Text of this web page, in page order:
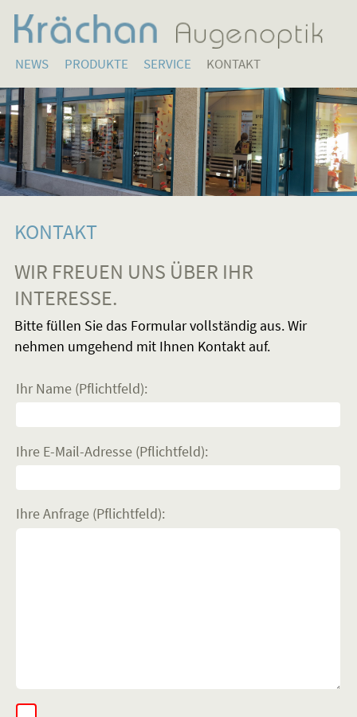
NEWS PRODUKTE SERVICE KONTAKT
KONTAKT
WIR FREUEN UNS ÜBER IHR
INTERESSE.
Bitte füllen Sie das Formular vollständig aus. Wir
nehmen umgehend mit Ihnen Kontakt auf.
Ihr Name (Pflichtfeld):
Ihre E-Mail-Adresse (Pflichtfeld):
Ihre Anfrage (Pflichtfeld):